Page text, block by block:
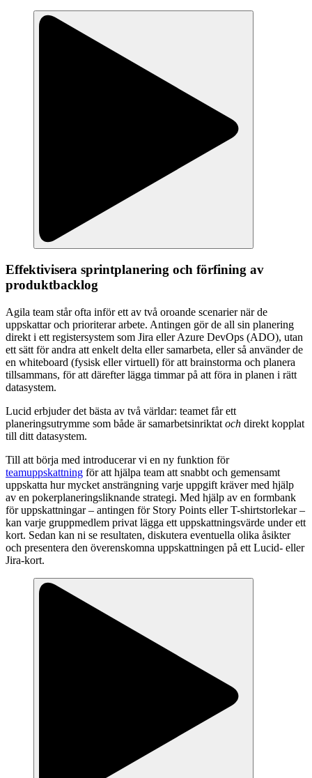
Effektivisera sprintplanering och förfining av
produktbacklog
Agila team står ofta inför ett av två oroande scenarier när de
uppskattar och prioriterar arbete. Antingen gör de all sin planering
direkt i ett registersystem som Jira eller Azure DevOps (ADO), utan
ett sätt för andra att enkelt delta eller samarbeta, eller så använder de
en whiteboard (fysisk eller virtuell) för att brainstorma och planera
tillsammans, för att därefter lägga timmar på att föra in planen i rätt
datasystem.
Lucid erbjuder det bästa av två världar: teamet får ett
planeringsutrymme som både är samarbetsinriktat och direkt kopplat
till ditt datasystem.
Till att börja med introducerar vi en ny funktion för
teamuppskattning för att hjälpa team att snabbt och gemensamt
uppskatta hur mycket ansträngning varje uppgift kräver med hjälp
av en pokerplaneringsliknande strategi. Med hjälp av en formbank
för uppskattningar – antingen för Story Points eller T-shirtstorlekar –
kan varje gruppmedlem privat lägga ett uppskattningsvärde under ett
kort. Sedan kan ni se resultaten, diskutera eventuella olika åsikter
och presentera den överenskomna uppskattningen på ett Lucid- eller
Jira-kort.